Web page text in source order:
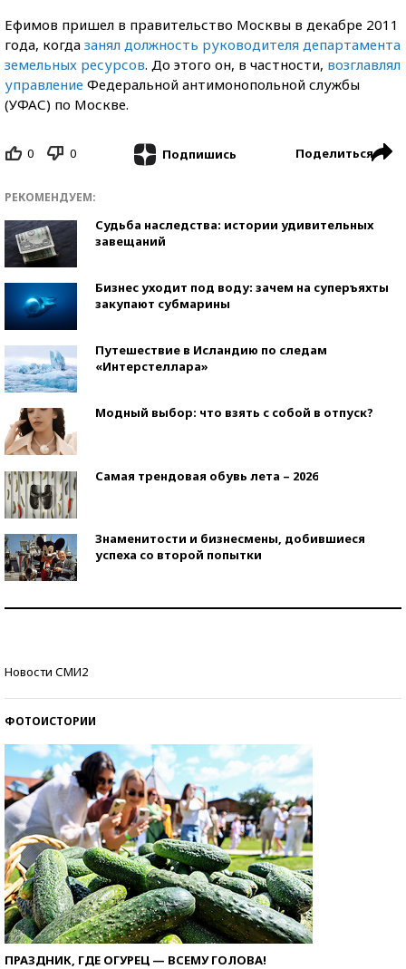
Ефимов пришел в правительство Москвы в декабре 2011
года, когда занял должность руководителя департамента
земельных ресурсов. До этого он, в частности, возглавлял
управление Федеральной антимонопольной службы
(УФАС) по Москве.
0 0 Подпишись Поделиться
РЕКОМЕНДУЕМ:
Судьба наследства: истории удивительных
завещаний
Бизнес уходит под воду: зачем на суперъяхты
закупают субмарины
Путешествие в Исландию по следам
«Интерстеллара»
Модный выбор: что взять с собой в отпуск?
Самая трендовая обувь лета – 2026
Знаменитости и бизнесмены, добившиеся
успеха со второй попытки
Новости СМИ2
ФОТОИСТОРИИ
ПРАЗДНИК, ГДЕ ОГУРЕЦ — ВСЕМУ ГОЛОВА!